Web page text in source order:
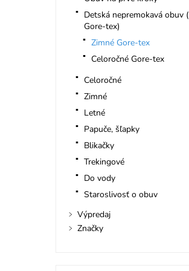
Detská nepremokavá obuv (
Gore-tex)
Zimné Gore-tex
Celoročné Gore-tex
Celoročné
Zimné
Letné
Papuče, šľapky
Blikačky
Trekingové
Do vody
Staroslivosť o obuv
Výpredaj
Značky